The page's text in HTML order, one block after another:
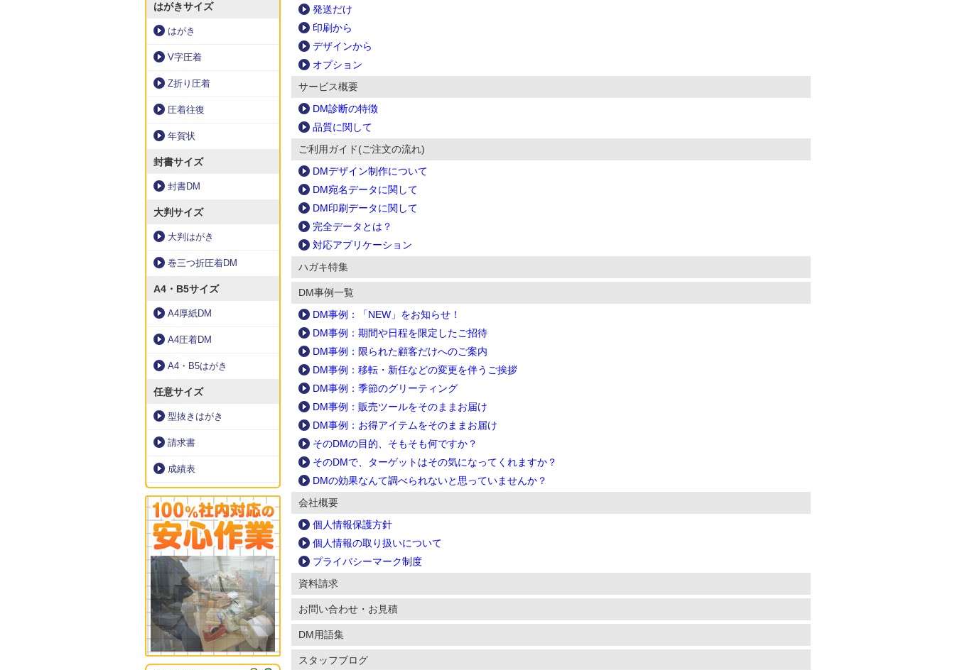
はがきサイズ
はがき
V字圧着
Z折り圧着
圧着往復
年賀状
封書サイズ
封書DM
大判サイズ
大判はがき
巻三つ折圧着DM
A4・B5サイズ
A4厚紙DM
A4圧着DM
A4・B5はがき
任意サイズ
型抜きはがき
請求書
成績表
発送だけ
印刷から
デザインから
オプション
サービス概要
DM診断の特徴
品質に関して
ご利用ガイド(ご注文の流れ)
DMデザイン制作について
DM宛名データに関して
DM印刷データに関して
完全データとは？
対応アプリケーション
ハガキ特集
DM事例一覧
DM事例：「NEW」をお知らせ！
DM事例：期間や日程を限定したご招待
DM事例：限られた顧客だけへのご案内
DM事例：移転・新任などの変更を伴うご挨拶
DM事例：季節のグリーティング
DM事例：販売ツールをそのままお届け
DM事例：お得アイテムをそのままお届け
そのDMの目的、そもそも何ですか？
そのDMで、ターゲットはその気になってくれますか？
DMの効果なんて調べられないと思っていませんか？
会社概要
個人情報保護方針
個人情報の取り扱いについて
プライバシーマーク制度
資料請求
お問い合わせ・お見積
DM用語集
スタッフブログ